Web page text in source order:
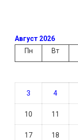
Август 2026
Пн
Вт
3 4
10 11
17 18